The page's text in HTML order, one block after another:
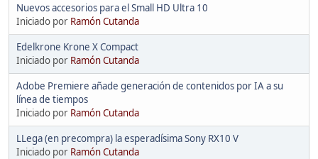
Nuevos accesorios para el Small HD Ultra 10
Iniciado por Ramón Cutanda
Edelkrone Krone X Compact
Iniciado por Ramón Cutanda
Adobe Premiere añade generación de contenidos por IA a su
línea de tiempos
Iniciado por Ramón Cutanda
LLega (en precompra) la esperadísima Sony RX10 V
Iniciado por Ramón Cutanda